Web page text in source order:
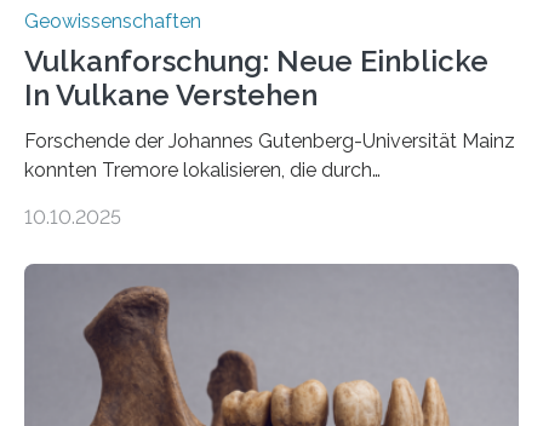
Geowissenschaften
Vulkanforschung: Neue Einblicke
In Vulkane Verstehen
Forschende der Johannes Gutenberg-Universität Mainz
konnten Tremore lokalisieren, die durch
Vulkan? Was passiert in der Erde darunter? Wo
erzeugt durch Magma oder Gase, die sich durch
Schlote einen Weg nach oben bahnen? Jun.-Prof. Dr.
Miriam Christina Reiss, Vulkanseismologin an der
Johannes Gutenberg-Universität Mainz (JGU), und ihr
Team haben am Vulkan Oldoinyo Lengai in Tansania
10.10.2025